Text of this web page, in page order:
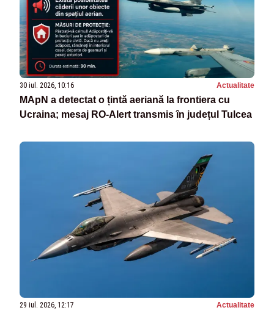
30 iul. 2026, 10:16 Actualitate
MApN a detectat o țintă aeriană la frontiera cu
Ucraina; mesaj RO-Alert transmis în județul Tulcea
29 iul. 2026, 12:17 Actualitate